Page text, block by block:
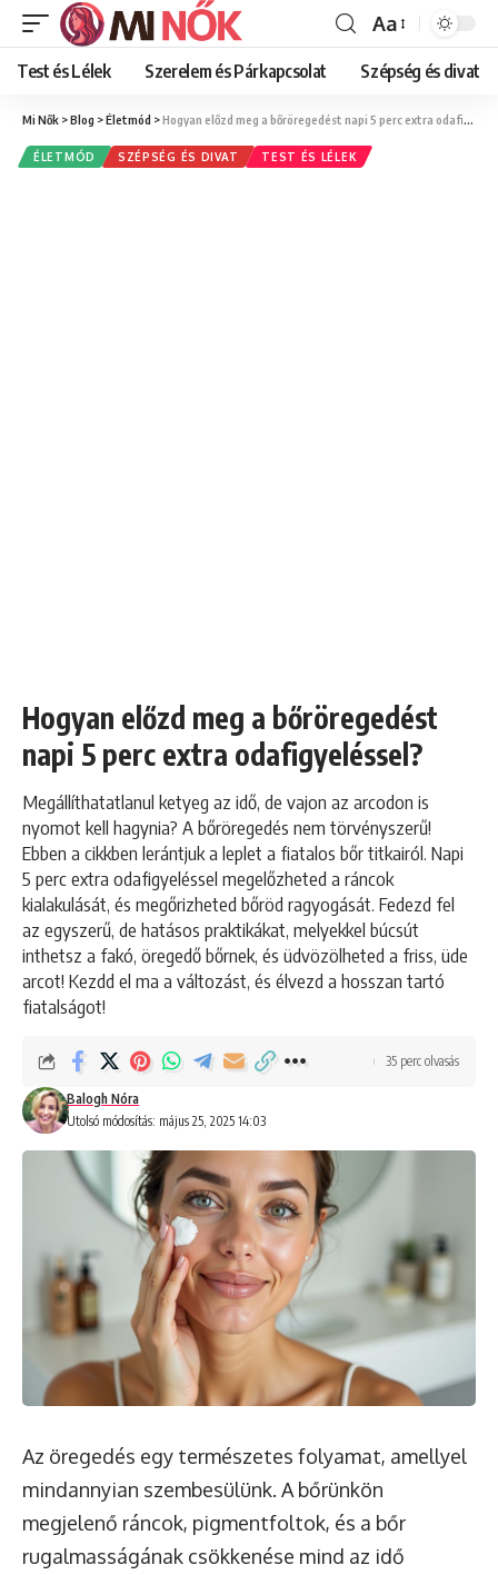
Font
Resizer
Aa
Test és Lélek Szerelem és Párkapcsolat Szépség és divat
Mi Nők >Blog >Életmód >Hogyan előzd meg a bőröregedést napi 5 perc extra odafigyeléssel?
ÉLETMÓD SZÉPSÉG ÉS DIVAT TEST ÉS LÉLEK
Hogyan előzd meg a bőröregedést
napi 5 perc extra odafigyeléssel?
Megállíthatatlanul ketyeg az idő, de vajon az arcodon is
nyomot kell hagynia? A bőröregedés nem törvényszerű!
Ebben a cikkben lerántjuk a leplet a fiatalos bőr titkairól. Napi
5 perc extra odafigyeléssel megelőzheted a ráncok
kialakulását, és megőrizheted bőröd ragyogását. Fedezd fel
az egyszerű, de hatásos praktikákat, melyekkel búcsút
inthetsz a fakó, öregedő bőrnek, és üdvözölheted a friss, üde
arcot! Kezdd el ma a változást, és élvezd a hosszan tartó
fiatalságot!
Utolsó módosítás: május 25, 2025 14:03
Balogh Nóra
35 perc olvasás
Az öregedés egy természetes folyamat, amellyel
mindannyian szembesülünk. A bőrünkön
megjelenő ráncok, pigmentfoltok, és a bőr
rugalmasságának csökkenése mind az idő